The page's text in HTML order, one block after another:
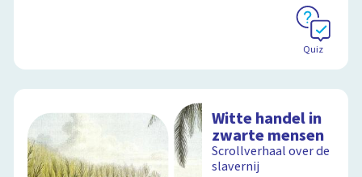
Quiz
Witte handel in
zwarte mensen
Scrollverhaal over de
slavernij